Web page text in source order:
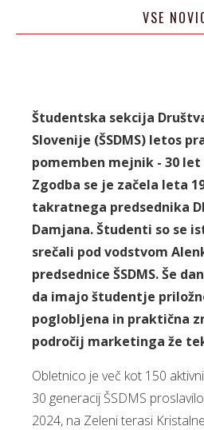
VSE
Študentska sekcija
Slovenije (ŠSDMS) letos
pomemben mejnik - 30
Zgodba se je začela leta
takratnega predsednika
Damjana. Študenti so se
srečali pod vodstvom
predsednice ŠSDMS. Še
da imajo študentje
poglobljena in praktična
področij marketinga že
Obletnico je več kot 150
30 generacij ŠSDMS
2024, na Zeleni terasi